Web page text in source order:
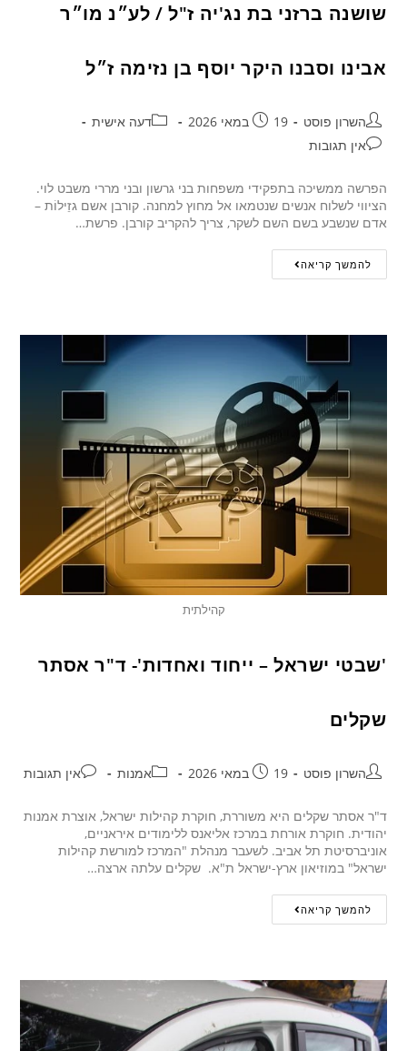
שושנה ברזני בת נג'יה ז"ל / לע״נ מו״ר
אבינו וסבנו היקר יוסף בן נזימה ז״ל
השרון פוסט 19 במאי 2026
דעה אישית
אין תגובות
הפרשה ממשיכה בתפקידי משפחות בני גרשון ובני מררי משבט לוי.
הציווי לשלוח אנשים שנטמאו אל מחוץ למחנה. קורבן אשם גזֵילוֹת –
אדם שנשבע בשם השם לשקר, צריך להקריב קורבן. פרשת…
להמשך קריאה
קהילתית
'שבטי ישראל – ייחוד ואחדות'- ד"ר אסתר
שקלים
השרון פוסט 19 במאי 2026 אמנות אין תגובות
ד"ר אסתר שקלים היא משוררת, חוקרת קהילות ישראל, אוצרת אמנות
יהודית. חוקרת אורחת במרכז אליאנס ללימודים איראניים,
אוניברסיטת תל אביב. לשעבר מנהלת "המרכז למורשת קהילות
ישראל" במוזיאון ארץ-ישראל ת"א. שקלים עלתה ארצה…
להמשך קריאה